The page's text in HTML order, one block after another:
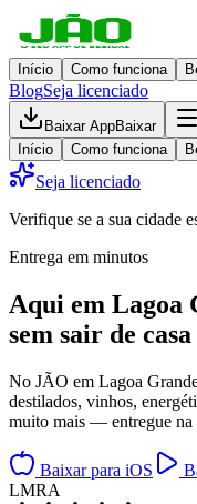
Início Como funciona
BlogSeja licenciado
Baixar AppBaixar
Início
Como funciona
Seja licenciado
Verifique se a sua cidade
Entrega em minutos
Aqui em Lagoa
sem sair de casa
No JÃO em Lagoa
destilados, vinhos,
muito mais — entregue na
Baixar para iOS
LMRA